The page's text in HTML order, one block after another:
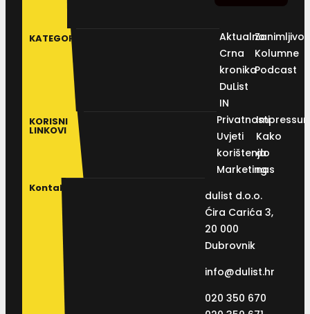
KATEGORIJE
Aktualno
Crna
kronika
DuList
IN
Kolumne
Podcast
KORISNI
LINKOVI
Privatnosti
Uvjeti
korištenja
Marketing
Kako
do
nas
Kontakt
dulist d.o.o.
Ćira Carića 3,
20 000
Dubrovnik
info@dulist.hr
020 350 670